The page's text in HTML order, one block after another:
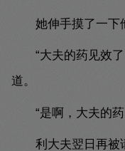
她伸手摸了一下
“大夫的药见效
道。
“是啊，大夫的
利大夫翌日再被